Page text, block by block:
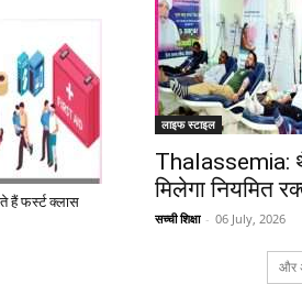
हैं फर्स्ट क्लास
लाइफ स्टाइल
Thalassemia:
मिलेगा नियमित
सच्ची शिक्षा - 06 July, 2026
और